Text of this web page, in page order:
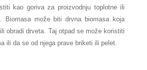
kao goriva za proizvodnju toplotne ili
Biomasa može biti drvna biomasa koja
obradi drveta. Taj otpad se može koristiti
ili da se od njega prave briketi ili pelet.